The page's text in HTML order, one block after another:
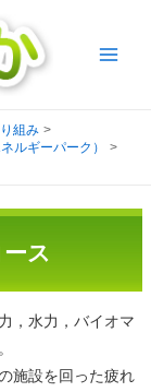
組み
ルギーパーク）
ス
，水力，バイオマ
施設を回った疲れ